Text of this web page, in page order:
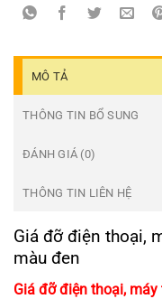
MÔ TẢ
THÔNG TIN BỔ SUNG
ĐÁNH GIÁ (0)
THÔNG TIN LIÊN HỆ
Giá đỡ điện thoại,
màu đen
Giá đỡ điện thoại,